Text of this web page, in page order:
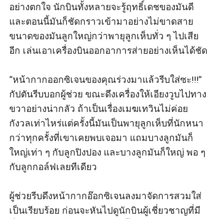
อย่างตกใจ นักบินทั้งหลายจะรู้ฤทธิ์เดชของมันดี
และตอนนี้มันก็ชัดกราวเข้ามาอย่างไม่ขาดสาย
ขนาดของมันลูกใหญ่กว่าพายุลูกเห็บทั่ว ๆ ไปเสีย
อีก เล่นเอาเครื่องบินออกอาการส่ายอย่างเห็นได้ชัด
“หน้ากากออกซิเจนของคุณร่วงมาแล้วรีบใส่ซะ!!!”
กัปตันรีบบอกผู้ช่วย ขณะดึงเครื่องให้เอียงวูบไปทาง
ขวาอย่างน่ากลัว ถ้าเป็นเรื่องเมฆเทวินไม่ค่อย
กังวลเท่าไหร่แต่ครั้งนี้มันเป็นพายุลูกเห็บที่นักหนา
กว่าทุกครั้งที่เขาเคยพบเจอมา แถมบางลูกมันก็
ใหญ่เท่า ๆ กับลูกปิงปอง และบางลูกมันก็ใหญ่ พอ ๆ
กับลูกกอล์ฟเลยทีเดียว
ผู้ช่วยรีบดึงหน้ากากอ๊อกซิเจนลงมาจัดการสวมใส่
เป็นเรียบร้อย ก่อนจะหันไปดูนักบินผู้เชี่ยวชาญที่มี